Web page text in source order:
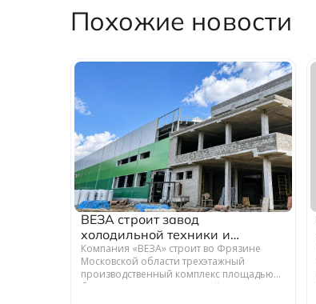
Похожие новости
ВЕЗА строит завод
холодильной техники и
теплообменного оборудования
Компания «ВЕЗА» строит во Фрязине
Московской области трехэтажный
производственный комплекс площадью
более 12 тыс. кв. м для серийного выпуска